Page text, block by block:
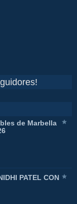
de Marbella
PATEL CON